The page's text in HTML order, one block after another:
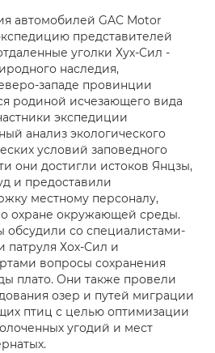
автомобилей GAC Motor
представителей
уголки Хух-Сил -
наследия,
западе провинции
родиной исчезающего вида
экспедиции
анализ экологического
условий заповедного
они достигли истоков Янцзы,
и предоставили
местному персоналу,
охране окружающей среды.
обсудили со специалистами-
патруля Хох-Сил и
вопросы сохранения
плато. Они также провели
озер и путей миграции
птиц с целью оптимизации
угодий и мест